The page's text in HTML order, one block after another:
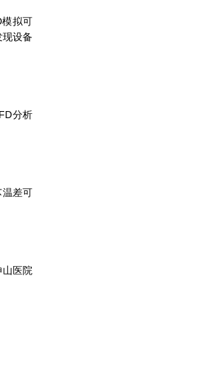
模拟可
设备
分析
温差可
医院